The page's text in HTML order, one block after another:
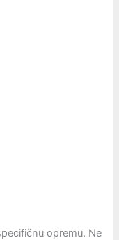
opremu. Ne